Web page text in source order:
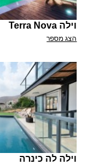
וילה Terra Nova
הצג מספר
וילה לה כינרה